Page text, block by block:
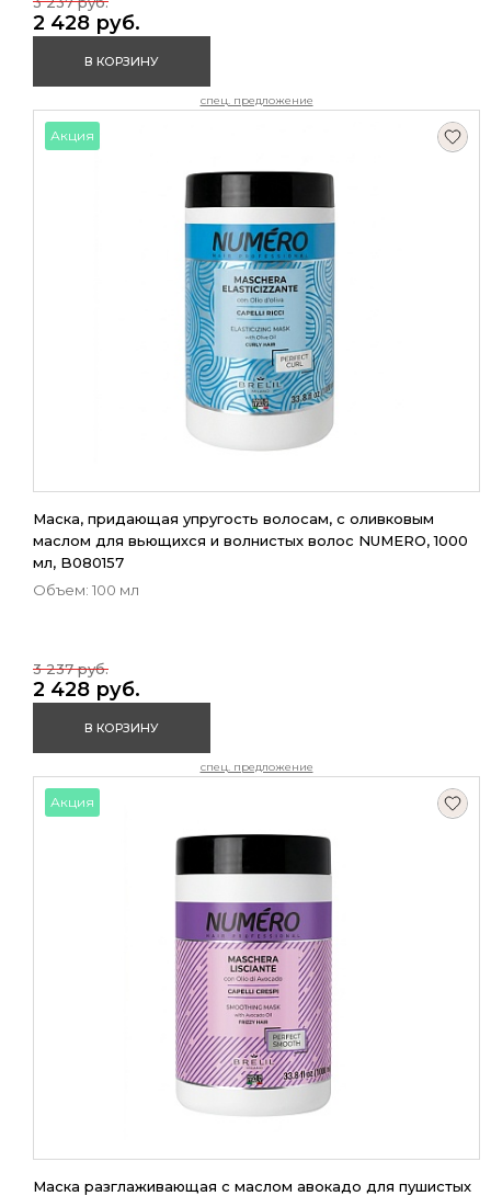
2 428 руб.
В КОРЗИНУ
спец. предложение
Акция
Маска, придающая упругость волосам, с оливковым
маслом для вьющихся и волнистых волос NUMERO, 1000
мл, B080157
Объем: 100 мл
2 428 руб.
3 237 руб.
В КОРЗИНУ
спец. предложение
Акция
Маска разглаживающая с маслом авокадо для пушистых